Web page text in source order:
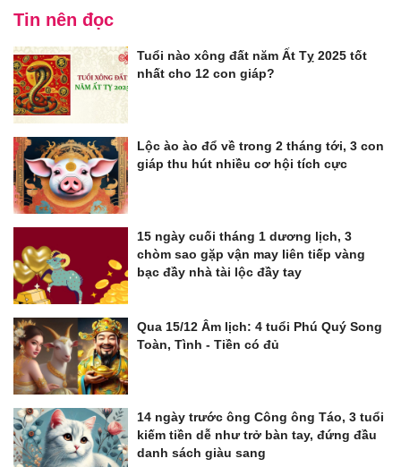
Tin nên đọc
Tuổi nào xông đất năm Ất Tỵ 2025 tốt
nhất cho 12 con giáp?
Lộc ào ào đổ về trong 2 tháng tới, 3 con
giáp thu hút nhiều cơ hội tích cực
15 ngày cuối tháng 1 dương lịch, 3
chòm sao gặp vận may liên tiếp vàng
bạc đầy nhà tài lộc đầy tay
Qua 15/12 Âm lịch: 4 tuổi Phú Quý Song
Toàn, Tình - Tiền có đủ
14 ngày trước ông Công ông Táo, 3 tuổi
kiếm tiền dễ như trở bàn tay, đứng đầu
danh sách giàu sang